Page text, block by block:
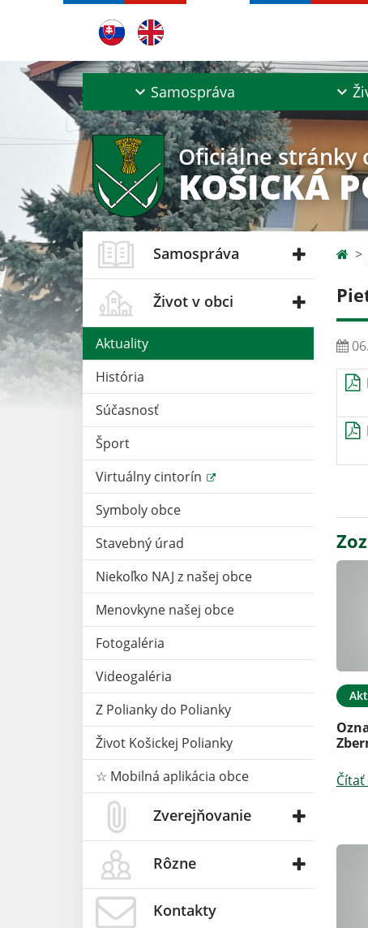
Samospráva
Oficiálne stránky
KOŠICKÁ
Samospráva
Život v obci
Aktuality
História
Súčasnosť
Šport
Virtuálny cintorín
Symboly obce
Stavebný úrad
Niekoľko NAJ z našej obce
Menovkyne našej obce
Fotogaléria
Videogaléria
Z Polianky do Polianky
Život Košickej Polianky
☆ Mobilná aplikácia obce
Zverejňovanie
Rôzne
Kontakty